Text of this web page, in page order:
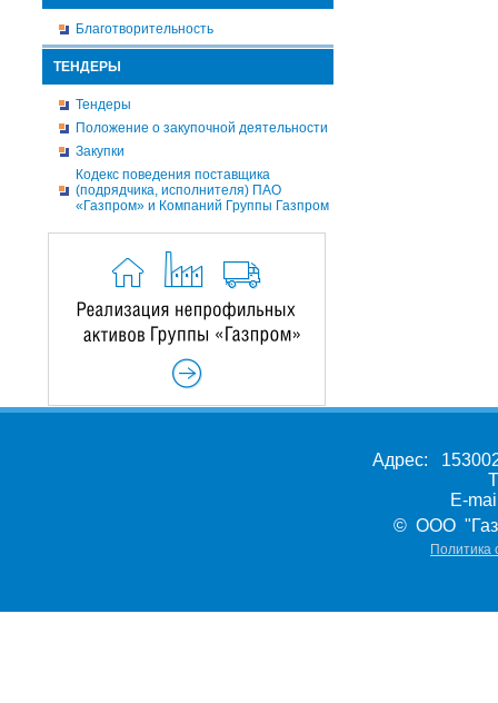
Благотворительность
ТЕНДЕРЫ
Тендеры
Положение о закупочной деятельности
Закупки
Кодекс поведения поставщика
(подрядчика, исполнителя) ПАО
«Газпром» и Компаний Группы Газпром
Адрес:
E-
© ООО
Политика